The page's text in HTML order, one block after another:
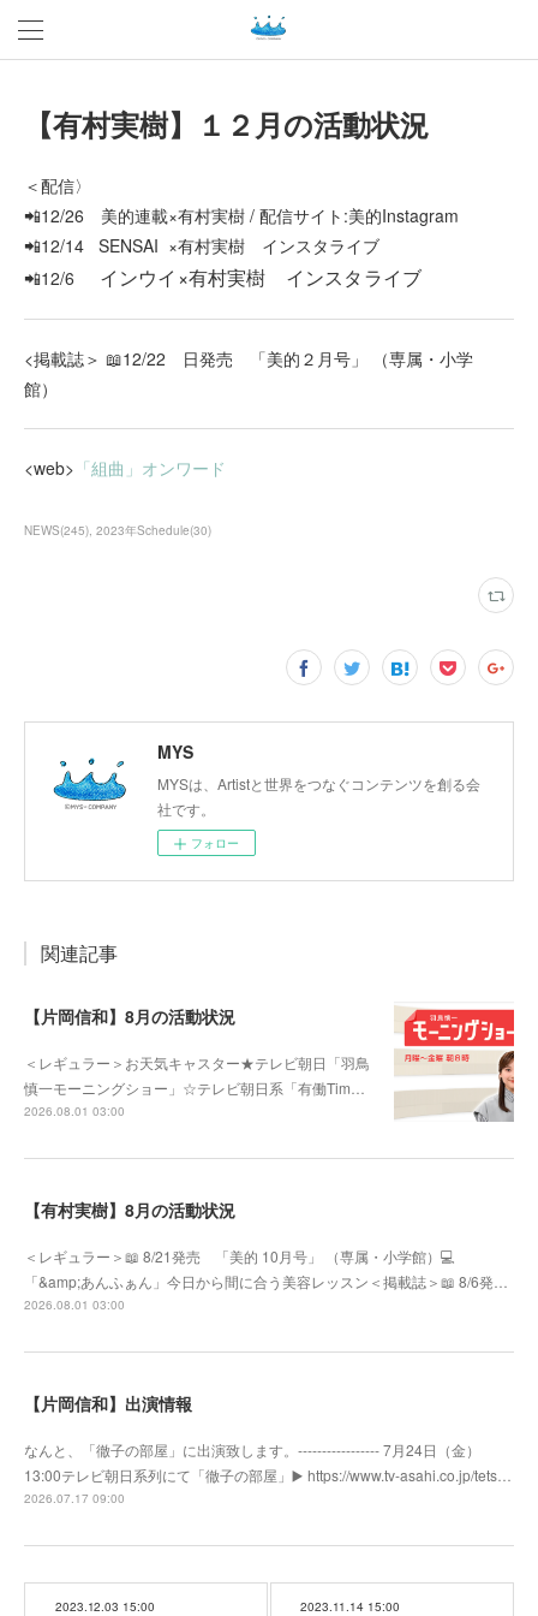
【有村実樹】１２月の活動状況
＜配信〉
📲12/26 美的連載×有村実樹 / 配信サイト:美的Instagram
📲12/14 SENSAI ×有村実樹 インスタライブ
📲12/6
インウイ×有村実樹 インスタライブ
<掲載誌＞ 📖12/22 日発売 「美的２月号」 （専属・小学
館）
<web> 「組曲」オンワード
NEWS(245) 2023年Schedule(30)
MYS
MYSは、Artistと世界をつなぐコンテンツを創る会
社です。
フォロー
関連記事
【片岡信和】8月の活動状況
＜レギュラー＞お天気キャスター★テレビ朝日「羽鳥
慎一モーニングショー」☆テレビ朝日系「有働Tim…
2026.08.01 03:00
【有村実樹】8月の活動状況
＜レギュラー＞📖 8/21発売 「美的 10月号」 （専属・小学館）💻
「&amp;あんふぁん」今日から間に合う美容レッスン＜掲載誌＞📖 8/6発…
2026.08.01 03:00
【片岡信和】出演情報
なんと、「徹子の部屋」に出演致します。----------------- 7月24日（金）
13:00テレビ朝日系列にて「徹子の部屋」▶️ https://www.tv-asahi.co.jp/tets…
2026.07.17 09:00
2023.12.03 15:00 2023.11.14 15:00